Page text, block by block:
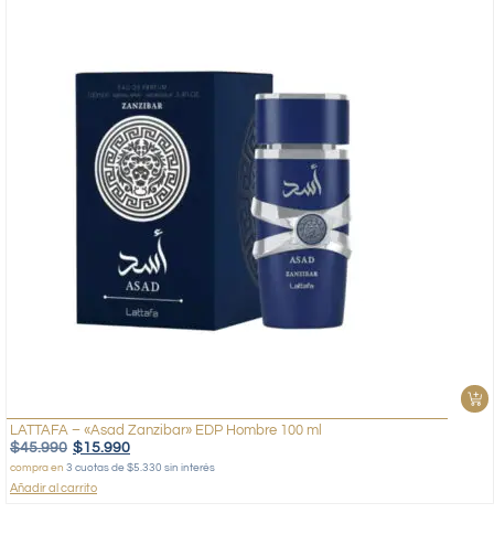
LATTAFA – «Asad Zanzibar» EDP Hombre 100 ml
$45.990 $15.990
compra en 3 cuotas de $5.330 sin interés
Añadir al carrito